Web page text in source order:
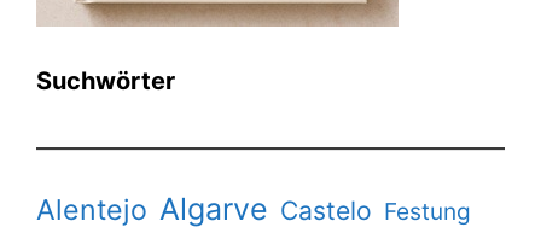
Suchwörter
Alentejo Algarve Castelo Festung